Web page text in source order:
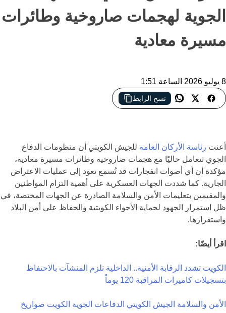
الجوية لهجمات صاروخية وطائرات
مسيرة معادية
8 يوليو 2026 الساعة 1:51
نسخ الرابط
تمكنت الدفاعات الجوية الكويتية من اعتراض هجمات صاروخية
أعنت رئاسة الأركان العامة للجيش الكويتي أن منظومات الدفاع
الجوي تتعامل حاليًا مع هجمات صاروخية وطائرات مسيرة معادية،
مؤكدة أن أي أصوات انفجارات قد تُسمع تعود إلى عمليات الاعتراض
الجارية. كما شددت الجهات العسكرية على أهمية التزام المواطنين
والمقيمين بتعليمات الأمن والسلامة الصادرة عن الجهات المختصة، في
ظل استمرار الجهود لحماية الأجواء الكويتية والحفاظ على أمن البلاد
واستقرارها.
اقرأ أيضًا:
الكويت تشدد الرقابة الأمنية.. الداخلية تلزم المنشآت بالاحتفاظ
بتسجيلات كاميرات المراقبة 120 يوماً
الأمن والسلامة الجيش الكويتي الدفاعات الجوية الكويت صواريخ